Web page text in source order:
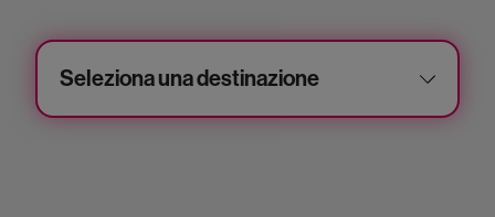
Seleziona una destinazione